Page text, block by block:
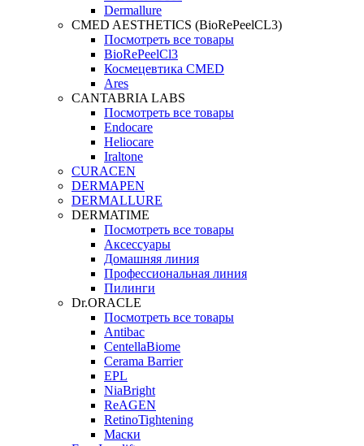
Dermallure
CMED AESTHETICS (BioRePeelCL3)
Посмотреть все товары
BioRePeelCl3
Космецевтика CMED
Ares
CANTABRIA LABS
Посмотреть все товары
Endocare
Heliocare
Iraltone
CURACEN
DERMAPEN
DERMALLURE
DERMATIME
Посмотреть все товары
Аксессуары
Домашняя линия
Профессиональная линия
Пилинги
Dr.ORACLE
Посмотреть все товары
Antibac
CentellaBiome
Cerama Barrier
EPL
NiaBright
ReAGEN
RetinoTightening
Маски